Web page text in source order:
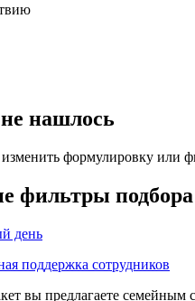
нашлось
формулировку или
фильтры
день
поддержка сотрудников
вы предлагаете семейным